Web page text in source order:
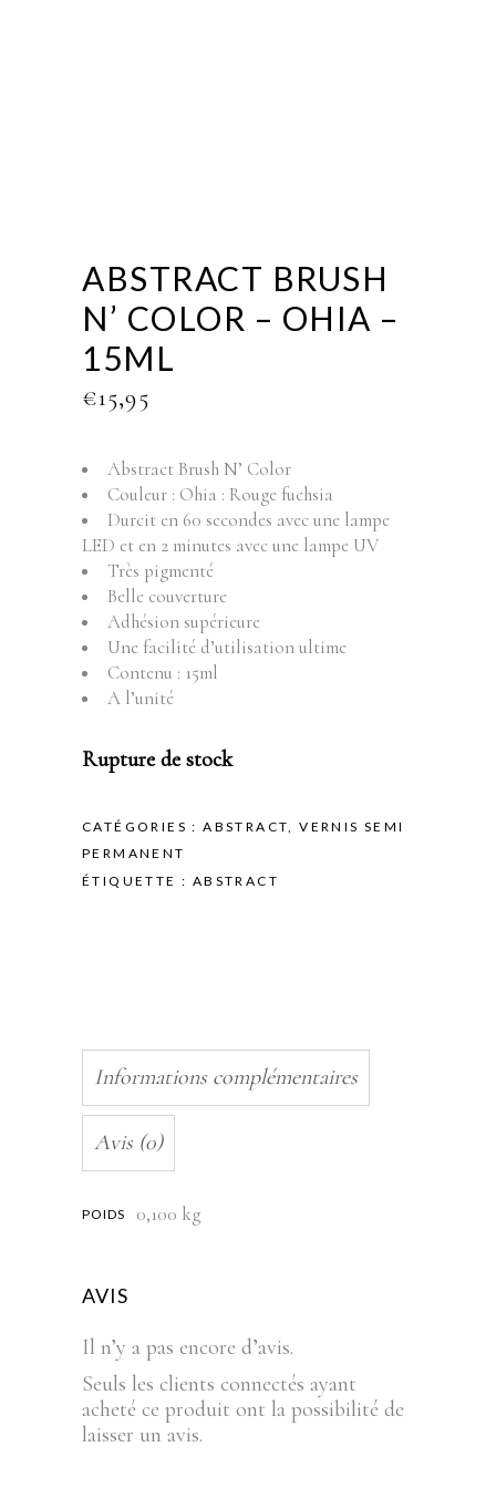
ABSTRACT BRUSH
N’ COLOR – OHIA –
15ML
€15,95
Abstract Brush N’ Color
Couleur : Ohia : Rouge fuchsia
Durcit en 60 secondes avec une lampe
LED et en 2 minutes avec une lampe UV
Très pigmenté
Belle couverture
Adhésion supérieure
Une facilité d’utilisation ultime
Contenu : 15ml
A l’unité
Rupture de stock
CATÉGORIES :ABSTRACT,VERNIS SEMI
PERMANENT
ÉTIQUETTE : ABSTRACT
Informations complémentaires
Avis (0)
POIDS 0,100 kg
AVIS
Il n’y a pas encore d’avis.
Seuls les clients connectés ayant
acheté ce produit ont la possibilité de
laisser un avis.